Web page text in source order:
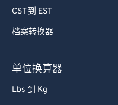
CST 到 EST
档案转换器
单位换算器
Lbs 到 Kg